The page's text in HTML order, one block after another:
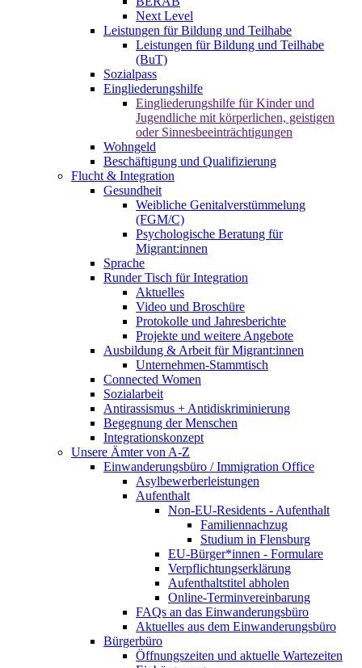
Next Level
Leistungen für Bildung und Teilhabe
Leistungen für Bildung und Teilhabe
(BuT)
Sozialpass
Eingliederungshilfe
Eingliederungshilfe für Kinder und
Jugendliche mit körperlichen, geistigen
oder Sinnesbeeinträchtigungen
Wohngeld
Beschäftigung und Qualifizierung
Flucht & Integration
Gesundheit
Weibliche Genitalverstümmelung
(FGM/C)
Psychologische Beratung für
Migrant:innen
Sprache
Runder Tisch für Integration
Aktuelles
Video und Broschüre
Protokolle und Jahresberichte
Projekte und weitere Angebote
Ausbildung & Arbeit für Migrant:innen
Unternehmen-Stammtisch
Connected Women
Sozialarbeit
Antirassismus + Antidiskriminierung
Begegnung der Menschen
Integrationskonzept
Unsere Ämter von A-Z
Einwanderungsbüro / Immigration Office
Asylbewerberleistungen
Aufenthalt
Non-EU-Residents - Aufenthalt
Familiennachzug
Studium in Flensburg
EU-Bürger*innen - Formulare
Verpflichtungserklärung
Aufenthaltstitel abholen
Online-Terminvereinbarung
FAQs an das Einwanderungsbüro
Aktuelles aus dem Einwanderungsbüro
Bürgerbüro
Öffnungszeiten und aktuelle Wartezeiten